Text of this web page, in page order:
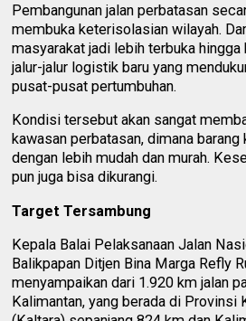
Pembangunan jalan perbatasan
membuka keterisolasian wilayah.
masyarakat jadi lebih terbuka
jalur-jalur logistik baru yang
pusat-pusat pertumbuhan.
Kondisi tersebut akan sangat
kawasan perbatasan, dimana
dengan lebih mudah dan murah.
pun juga bisa dikurangi.
Target Tersambung
Kepala Balai Pelaksanaan Jalan
Balikpapan Ditjen Bina Marga Refly
menyampaikan dari 1.920 km jalan
Kalimantan, yang berada di Provinsi